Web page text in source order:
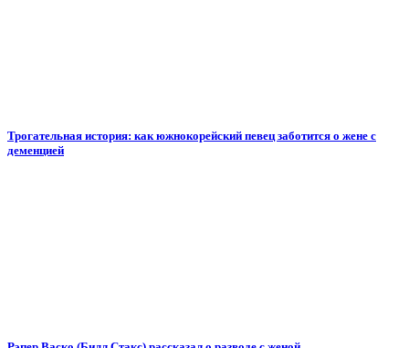
Трогательная история: как южнокорейский певец заботится о жене с
деменцией